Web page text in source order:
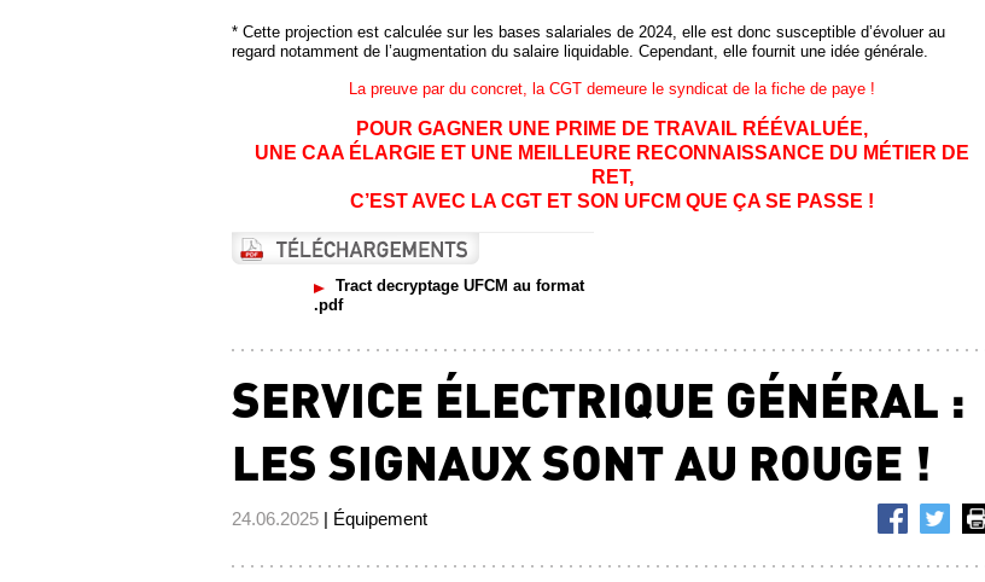
* Cette projection est calculée sur les bases salariales de 2024, elle est donc susceptible d’évoluer au
regard notamment de l’augmentation du salaire liquidable. Cependant, elle fournit une idée générale.
La preuve par du concret, la CGT demeure le syndicat de la fiche de paye !
POUR GAGNER UNE PRIME DE TRAVAIL RÉÉVALUÉE,
UNE CAA ÉLARGIE ET UNE MEILLEURE RECONNAISSANCE DU MÉTIER DE
RET,
C’EST AVEC LA CGT ET SON UFCM QUE ÇA SE PASSE !
Tract decryptage UFCM au format
.pdf
SERVICE ÉLECTRIQUE GÉNÉRAL :
LES SIGNAUX SONT AU ROUGE !
24.06.2025 | Équipement